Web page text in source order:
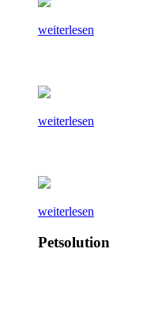
weiterlesen
weiterlesen
weiterlesen
Petsolution